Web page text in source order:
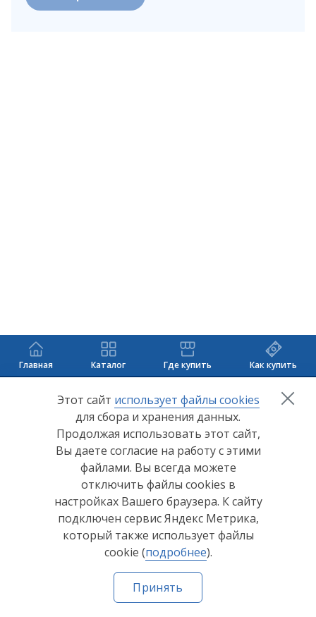
Главная Каталог Где купить Как купить
+7 (8412) 65-33-00
info@lerom.ru
Согласие на обработку персональных данных
Политика конфиденциальности
Согласие на обработку персональных данных Яндекс
© ООО "Мебельная компания "Лером" 2026
Пенза-Онлайн
Этот сайт использует файлы cookies
для сбора и хранения данных.
Продолжая использовать этот сайт,
Вы даете согласие на работу с этими
файлами. Вы всегда можете
отключить файлы cookies в
настройках Вашего браузера. К сайту
подключен сервис Яндекс Метрика,
который также использует файлы
cookie (подробнее).
Принять